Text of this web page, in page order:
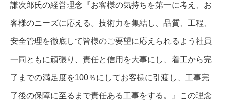
謙次郎氏の経営理念『お客様の気持ちを第一に考え、お
客様のニーズに応える。技術力を集結し、品質、工程、
安全管理を徹底して皆様のご要望に応えられるよう社員
一同ともに頑張り、責任と信用を大事にし、着工から完
了までの満足度を100％にしてお客様に引渡し、工事完
了後の保障に至るまで責任ある工事をする。』この理念